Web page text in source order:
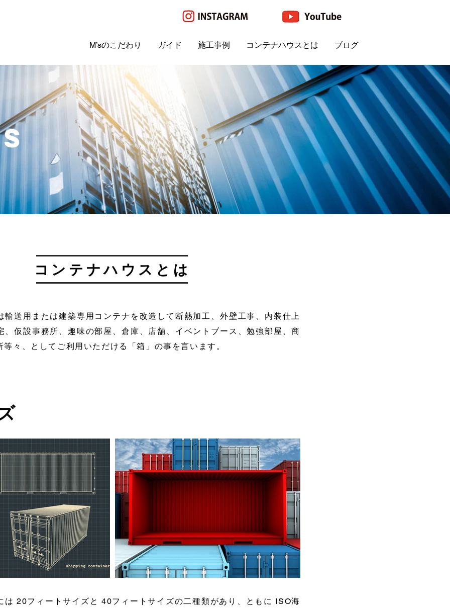
M’sのこだわり ガイド 施工事例 コンテナハウスとは ブログ
コンテナハウスとは
輸送用または建築専用コンテナを改造して断熱加工、外壁工事、内装仕上
、仮設事務所、趣味の部屋、倉庫、店舗、イベントブース、勉強部屋、商
々、としてご利用いただける「箱」の事を言います。
は 20フィートサイズと 40フィートサイズの二種類があり、ともに ISO海